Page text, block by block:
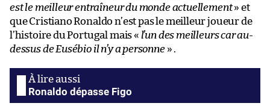
est le meilleur entraîneur du monde actuellement» et
que Cristiano Ronaldo n’est pas le meilleur joueur de
l’histoire du Portugal mais « l’un des meilleurs car au-
dessus de Eusébio il n’y a personne» .
Ronaldo dépasse Figo